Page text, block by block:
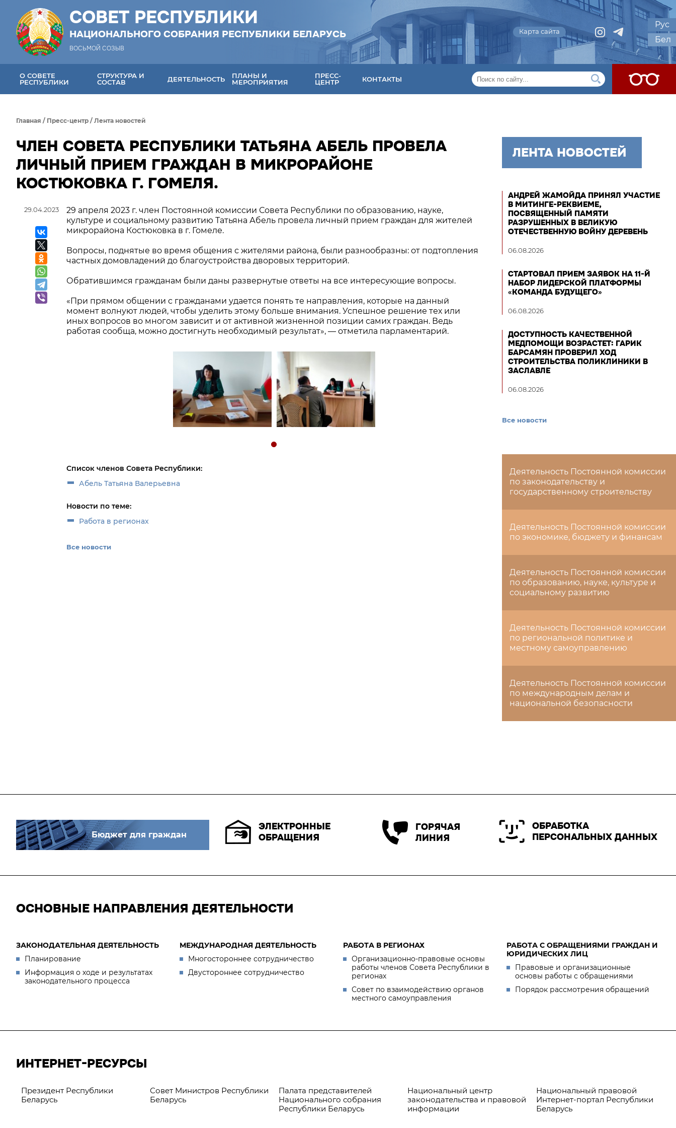
СОВЕТ РЕСПУБЛИКИ
НАЦИОНАЛЬНОГО СОБРАНИЯ РЕСПУБЛИКИ БЕЛАРУСЬ
ВОСЬМОЙ СОЗЫВ
Карта сайта
Рус
Бел
О СОВЕТЕ
РЕСПУБЛИКИ
СТРУКТУРА И
СОСТАВ
ДЕЯТЕЛЬНОСТЬ
ПЛАНЫ И
МЕРОПРИЯТИЯ
ПРЕСС-
ЦЕНТР
КОНТАКТЫ
Главная / Пресс-центр / Лента новостей
ЧЛЕН СОВЕТА РЕСПУБЛИКИ ТАТЬЯНА АБЕЛЬ ПРОВЕЛА
ЛИЧНЫЙ ПРИЕМ ГРАЖДАН В МИКРОРАЙОНЕ
КОСТЮКОВКА Г. ГОМЕЛЯ.
29.04.2023
29 апреля 2023 г. член Постоянной комиссии Совета Республики по образованию, науке,
культуре и социальному развитию Татьяна Абель провела личный прием граждан для жителей
микрорайона Костюковка в г. Гомеле.
Вопросы, поднятые во время общения с жителями района, были разнообразны: от подтопления
частных домовладений до благоустройства дворовых территорий.
Обратившимся гражданам были даны развернутые ответы на все интересующие вопросы.
«При прямом общении с гражданами удается понять те направления, которые на данный
момент волнуют людей, чтобы уделить этому больше внимания. Успешное решение тех или
иных вопросов во многом зависит и от активной жизненной позиции самих граждан. Ведь
работая сообща, можно достигнуть необходимый результат», — отметила парламентарий.
Список членов Совета Республики:
Абель Татьяна Валерьевна
Новости по теме:
Работа в регионах
Все новости
ЛЕНТА НОВОСТЕЙ
АНДРЕЙ ЖАМОЙДА ПРИНЯЛ УЧАСТИЕ
В МИТИНГЕ-РЕКВИЕМЕ,
ПОСВЯЩЕННЫЙ ПАМЯТИ
РАЗРУШЕННЫХ В ВЕЛИКУЮ
ОТЕЧЕСТВЕННУЮ ВОЙНУ ДЕРЕВЕНЬ
06.08.2026
СТАРТОВАЛ ПРИЕМ ЗАЯВОК НА 11-Й
НАБОР ЛИДЕРСКОЙ ПЛАТФОРМЫ
«КОМАНДА БУДУЩЕГО»
06.08.2026
ДОСТУПНОСТЬ КАЧЕСТВЕННОЙ
МЕДПОМОЩИ ВОЗРАСТЕТ: ГАРИК
БАРСАМЯН ПРОВЕРИЛ ХОД
СТРОИТЕЛЬСТВА ПОЛИКЛИНИКИ В
ЗАСЛАВЛЕ
06.08.2026
Все новости
Деятельность Постоянной комиссии
по законодательству и
государственному строительству
Деятельность Постоянной комиссии
по экономике, бюджету и финансам
Деятельность Постоянной комиссии
по образованию, науке, культуре и
социальному развитию
Деятельность Постоянной комиссии
по региональной политике и
местному самоуправлению
Деятельность Постоянной комиссии
по международным делам и
национальной безопасности
Бюджет для граждан
ЭЛЕКТРОННЫЕ
ОБРАЩЕНИЯ
ГОРЯЧАЯ
ЛИНИЯ
ОБРАБОТКА
ПЕРСОНАЛЬНЫХ ДАННЫХ
ОСНОВНЫЕ НАПРАВЛЕНИЯ ДЕЯТЕЛЬНОСТИ
ЗАКОНОДАТЕЛЬНАЯ ДЕЯТЕЛЬНОСТЬ
Планирование
Информация о ходе и результатах
законодательного процесса
МЕЖДУНАРОДНАЯ ДЕЯТЕЛЬНОСТЬ
Многостороннее сотрудничество
Двустороннее сотрудничество
РАБОТА В РЕГИОНАХ
Организационно-правовые основы
работы членов Совета Республики в
регионах
Совет по взаимодействию органов
местного самоуправления
РАБОТА С ОБРАЩЕНИЯМИ ГРАЖДАН И
ЮРИДИЧЕСКИХ ЛИЦ
Правовые и организационные
основы работы с обращениями
Порядок рассмотрения обращений
ИНТЕРНЕТ-РЕСУРСЫ
Президент Республики
Беларусь
Совет Министров Республики
Беларусь
Палата представителей
Национального собрания
Республики Беларусь
Национальный центр
законодательства и правовой
информации
Национальный правовой
Интернет-портал Республики
Беларусь